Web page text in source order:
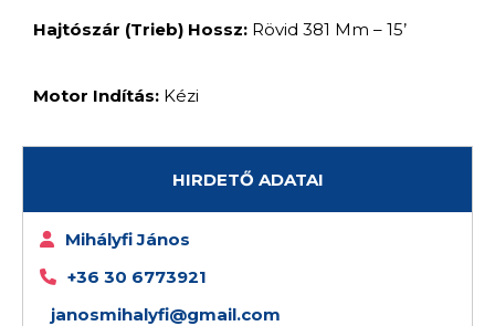
Hajtószár (trieb) Hossz: Rövid 381 Mm – 15’
Motor Indítás: Kézi
HIRDETŐ ADATAI
Mihályfi János
+36 30 6773921
janosmihalyfi@gmail.com